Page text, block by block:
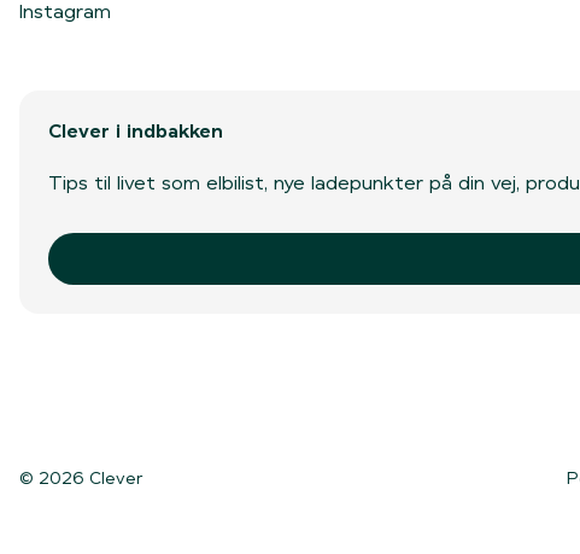
Instagram
Clever i indbakken
Tips til livet som elbilist, nye ladepunkter på din vej,
© 2026 Clever